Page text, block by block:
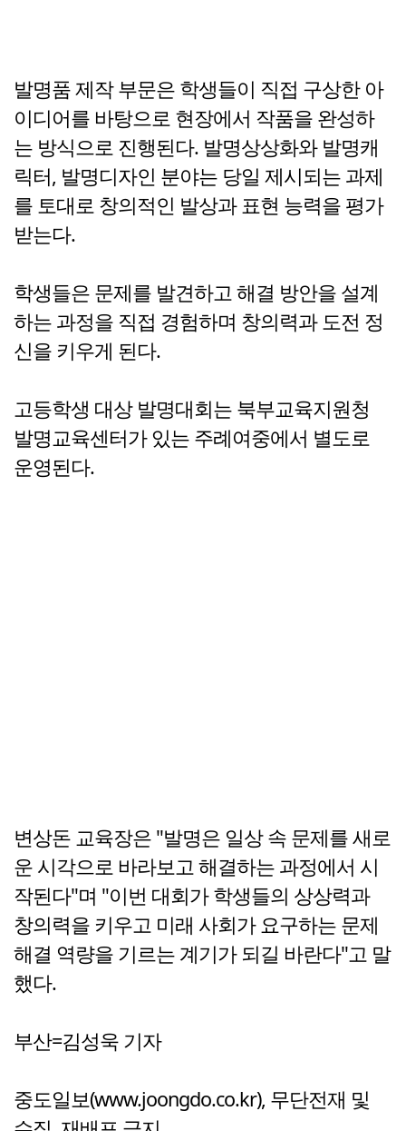
발명품 제작 부문은 학생들이 직접 구상한 아
이디어를 바탕으로 현장에서 작품을 완성하
는 방식으로 진행된다. 발명상상화와 발명캐
릭터, 발명디자인 분야는 당일 제시되는 과제
를 토대로 창의적인 발상과 표현 능력을 평가
받는다.
학생들은 문제를 발견하고 해결 방안을 설계
하는 과정을 직접 경험하며 창의력과 도전 정
신을 키우게 된다.
고등학생 대상 발명대회는 북부교육지원청
발명교육센터가 있는 주례여중에서 별도로
운영된다.
변상돈 교육장은 "발명은 일상 속 문제를 새로
운 시각으로 바라보고 해결하는 과정에서 시
작된다"며 "이번 대회가 학생들의 상상력과
창의력을 키우고 미래 사회가 요구하는 문제
해결 역량을 기르는 계기가 되길 바란다"고 말
했다.
부산=김성욱 기자
중도일보(www.joongdo.co.kr), 무단전재 및